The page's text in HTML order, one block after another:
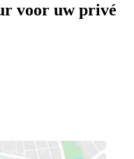
voor uw privé